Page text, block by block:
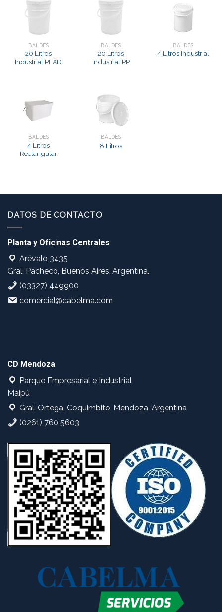
BALDES
20 Litros
Industrial PEAD
BALDES
20 Litros
Industrial PP
BALDES
4 Litros Industrial
BALDES
4 Litros
Rectangular
BALDES
8 Litros
DATOS DE CONTACTO
Planta y Oficinas Centrales
Arévalo 3435
Gral. Pacheco, Buenos Aires, Argentina.
(03327) 449900
comercial@cabelma.com
CD Mendoza
Parque Empresarial e Industrial
Maipú
Gral. Ortega, Coquimbito, Mendoza, Argentina
(0261) 760 5603